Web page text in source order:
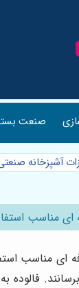
صنعت
آشپزخانه
ای مناسب
ای